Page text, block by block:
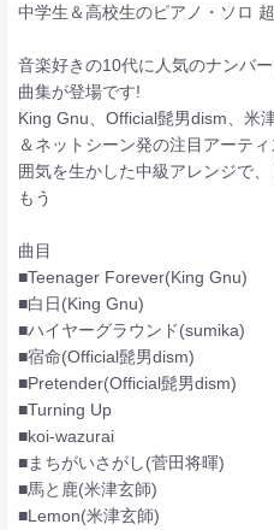
中学生＆高校生のピアノ・ソロ
音楽好きの10代に人気のナンバ
曲集が登場です!
King Gnu、Official髭男dism、米
＆ネットシーン発の注目アーテ
囲気を生かした中級アレンジで
もう
曲目
■Teenager Forever(King Gnu)
■白日(King Gnu)
■ハイヤーグラウンド(sumika)
■宿命(Official髭男dism)
■Pretender(Official髭男dism)
■Turning Up
■koi-wazurai
■まちがいさがし(菅田将暉)
■馬と鹿(米津玄師)
■Lemon(米津玄師)